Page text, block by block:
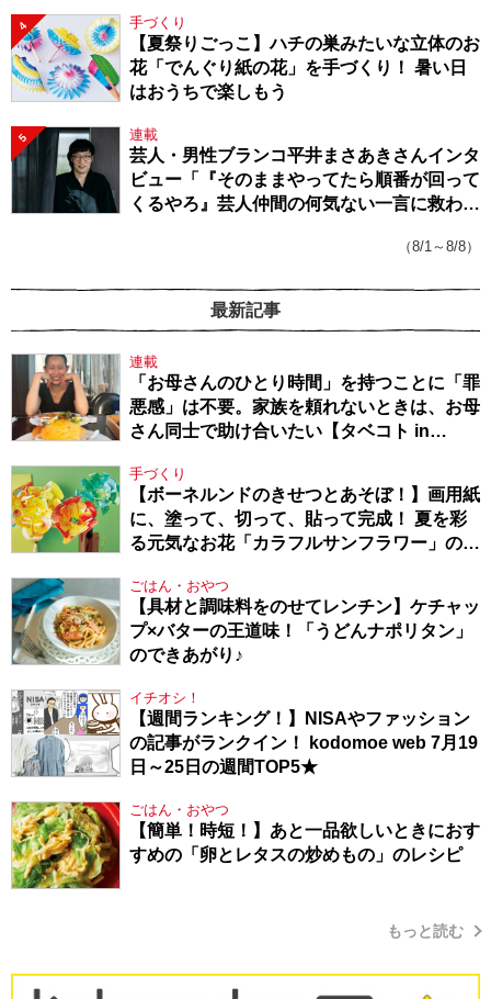
4 手づくり
【夏祭りごっこ】ハチの巣みたいな立体のお
花「でんぐり紙の花」を手づくり！ 暑い日
はおうちで楽しもう
5 連載
芸人・男性ブランコ平井まさあきさんインタ
ビュー「『そのままやってたら順番が回って
くるやろ』芸人仲間の何気ない一言に救われ
（8/1～8/8）
最新記事
連載
「お母さんのひとり時間」を持つことに「罪
悪感」は不要。家族を頼れないときは、お母
さん同士で助け合いたい【タベコト in
手づくり
【ボーネルンドのきせつとあそぼ！】画用紙
に、塗って、切って、貼って完成！ 夏を彩
る元気なお花「カラフルサンフラワー」の作
ごはん・おやつ
【具材と調味料をのせてレンチン】ケチャッ
プ×バターの王道味！「うどんナポリタン」
のできあがり♪
イチオシ！
【週間ランキング！】NISAやファッション
の記事がランクイン！ kodomoe web 7月19
日～25日の週間TOP5★
ごはん・おやつ
【簡単！時短！】あと一品欲しいときにおす
すめの「卵とレタスの炒めもの」のレシピ
もっと読む